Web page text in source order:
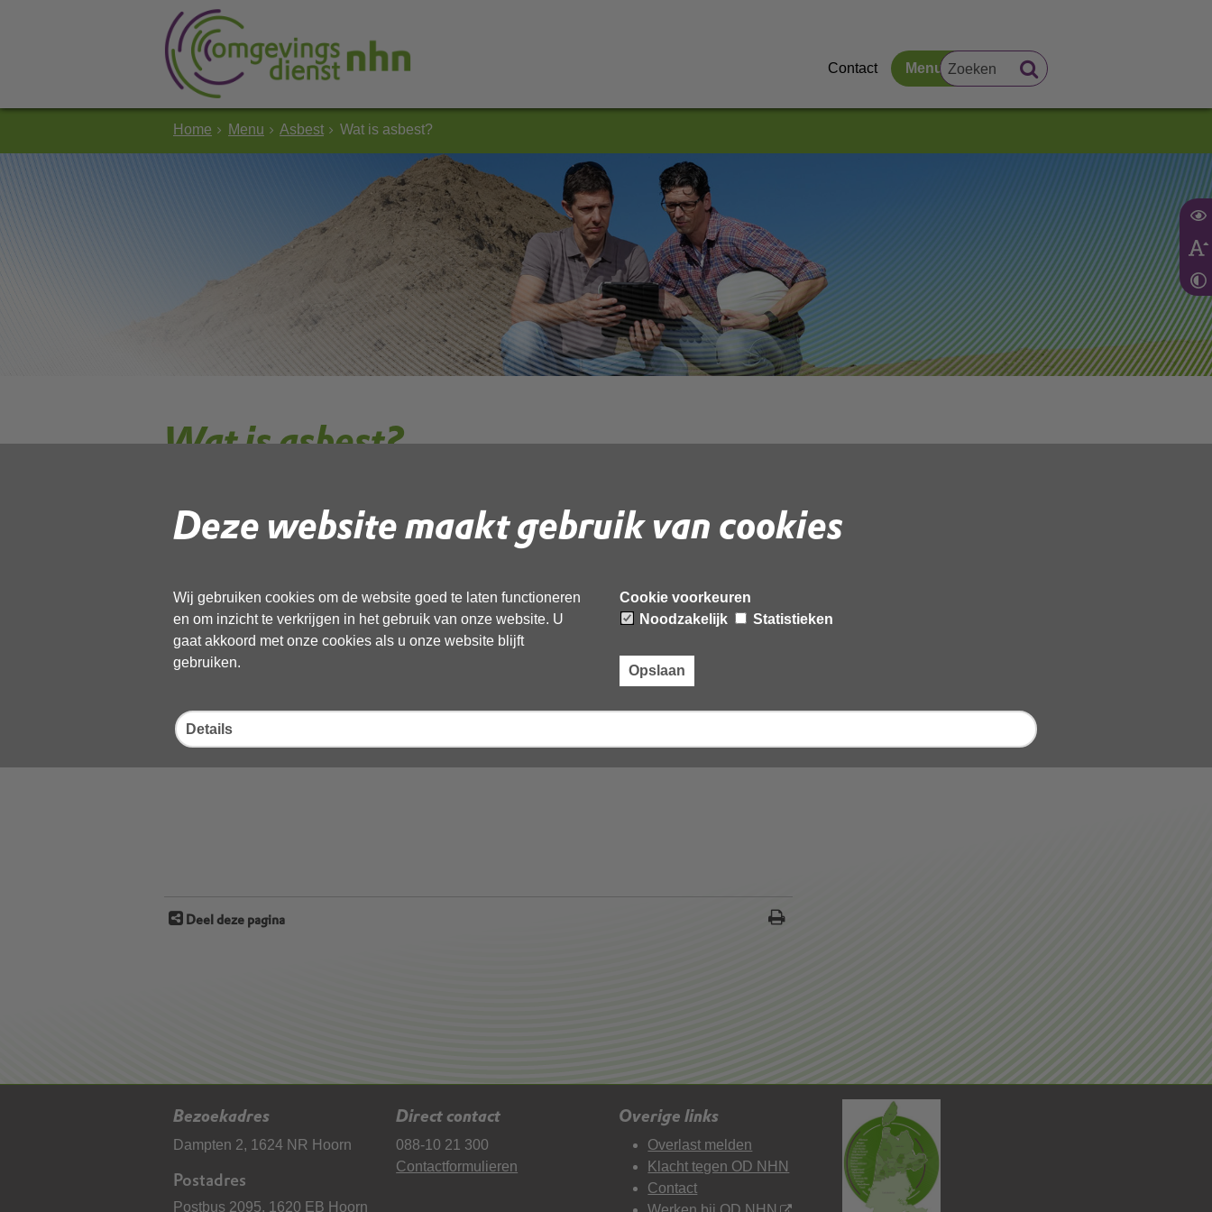
Deze website maakt gebruik van cookies
Wij gebruiken cookies om de website goed te laten functioneren
en om inzicht te verkrijgen in het gebruik van onze website. U
gaat akkoord met onze cookies als u onze website blijft
gebruiken.
Cookie voorkeuren
Noodzakelijk
Statistieken
Opslaan
Details
Contact Menu
Home Menu Asbest Wat is asbest?
Wat is asbest?
Vóór 1994 zijn asbesthoudende materialen veel gebruikt, bijvoorbeeld in gebouwen en woningen.
Later werd algemeen bekend dat asbest grote risico's voor de gezondheid met zich mee kan
Asbest in het kort
Asbestmodule online
Asbest op eigen terrein
Deel deze pagina
Bezoekadres
Dampten 2, 1624 NR Hoorn
Postadres
Postbus 2095, 1620 EB Hoorn
Direct contact
088-10 21 300
Contactformulieren
Overige links
Overlast melden
Klacht tegen OD NHN
Contact